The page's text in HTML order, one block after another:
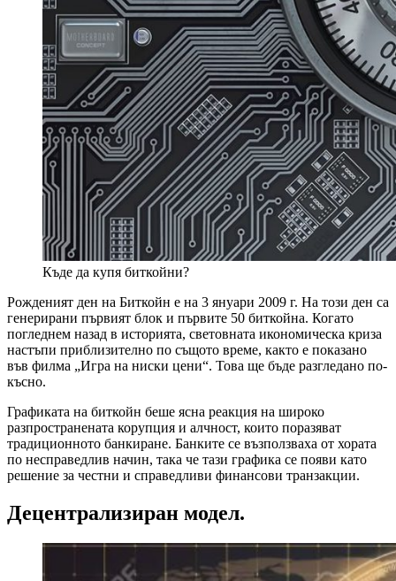
Къде да купя биткойни?
Рожденият ден на Биткойн е на 3 януари 2009 г. На този ден са
генерирани първият блок и първите 50 биткойна. Когато
погледнем назад в историята, световната икономическа криза
настъпи приблизително по същото време, както е показано
във филма „Игра на ниски цени“. Това ще бъде разгледано по-
късно.
Графиката на биткойн беше ясна реакция на широко
разпространената корупция и алчност, които поразяват
традиционното банкиране. Банките се възползваха от хората
по несправедлив начин, така че тази графика се появи като
решение за честни и справедливи финансови транзакции.
Децентрализиран модел.